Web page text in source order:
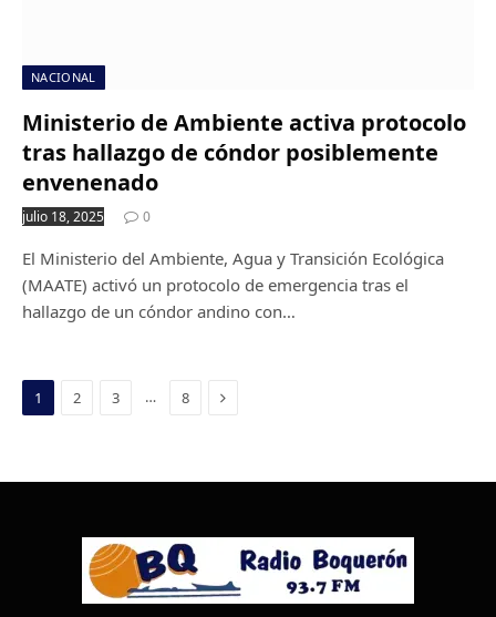
NACIONAL
Ministerio de Ambiente activa protocolo
tras hallazgo de cóndor posiblemente
envenenado
julio 18, 2025 0
El Ministerio del Ambiente, Agua y Transición Ecológica
(MAATE) activó un protocolo de emergencia tras el
hallazgo de un cóndor andino con…
1 2 3 … 8 Next